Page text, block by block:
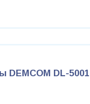
DEMCOM DL-5001